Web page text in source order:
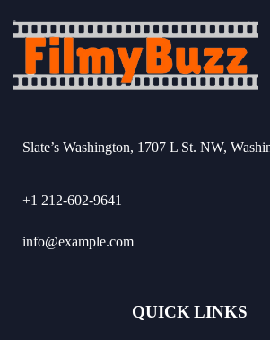
Slate’s Washington, 1707 L St. NW,
+1 212-602-9641
info@example.com
QUICK LINKS